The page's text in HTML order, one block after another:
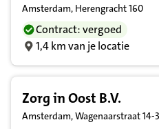
Amsterdam, Herengracht 160
Contract: vergoed
1,4 km van je locatie
Zorg in Oost B.V.
Amsterdam, Wagenaarstraat 14-3